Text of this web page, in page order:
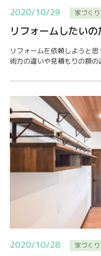
2020/10/29 家づく
リフォームしたい
リフォームを依頼しようと
術力の違いや見積もりの額
2020/10/28 家づく